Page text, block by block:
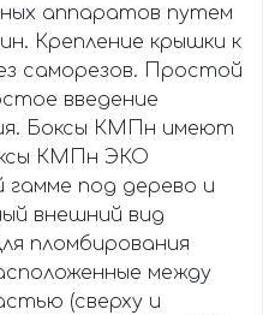
аппаратов путем
Крепление крышки к
саморезов. Простой
введение
Боксы КМПн имеют
КМПн ЭКО
гамме под дерево и
внешний вид
пломбирования
между
(сверху и